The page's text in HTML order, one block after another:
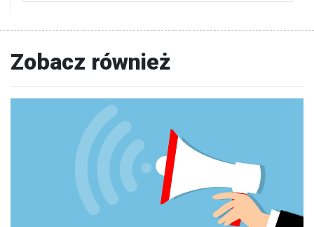
Zobacz również